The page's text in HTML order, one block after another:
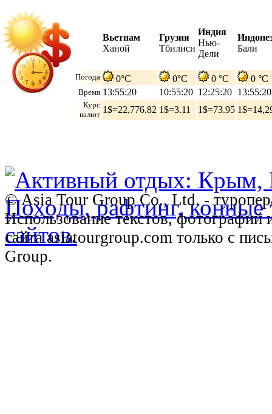
Вьетнам
Ханой
Грузия
Тбилиси
Индия
Нью-
Дели
Бали
Погода 0°C 0°C 0 °C 0 °C
Время 13:55:21 10:55:21 12:25:21 13:55:21
Курс
валют 1$=22,776.82 1$=3.11 1$=73.95
© Asia Tour Group Co., Ltd. -
Использование текстов,
сайта asiatourgroup.com только с
Group.